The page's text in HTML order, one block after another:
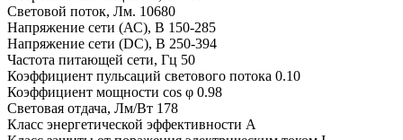
Световой поток, Лм. 10680
Напряжение сети (АС), В 150-285
Напряжение сети (DC), В 250-394
Частота питающей сети, Гц 50
Коэффициент пульсаций светового потока 0.10
Коэффициент мощности cos φ 0.98
Световая отдача, Лм/Вт 178
Класс энергетической эффективности A